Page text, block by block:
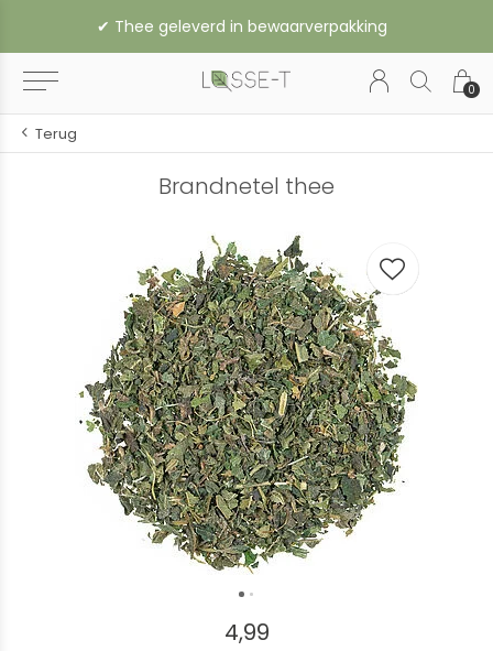
0
✔︎ Thee geleverd in bewaarverpakking
Terug
Brandnetel thee
4,99